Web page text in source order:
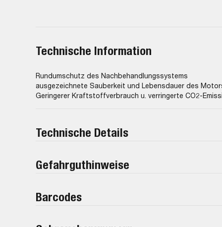
Technische Information
Rundumschutz des Nachbehandlungssystems
ausgezeichnete Sauberkeit und Lebensdauer des
Geringerer Kraftstoffverbrauch u. verringerte CO2-
Technische Details
Gefahrguthinweise
Barcodes